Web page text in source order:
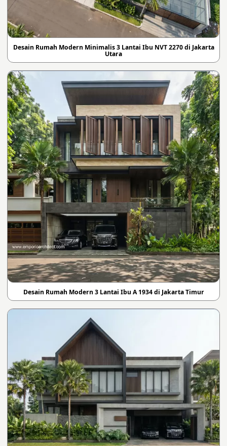
Desain Rumah Modern Minimalis 3 Lantai Ibu NVT 2270 di Jakarta
Utara
Desain Rumah Modern 3 Lantai Ibu A 1934 di Jakarta Timur